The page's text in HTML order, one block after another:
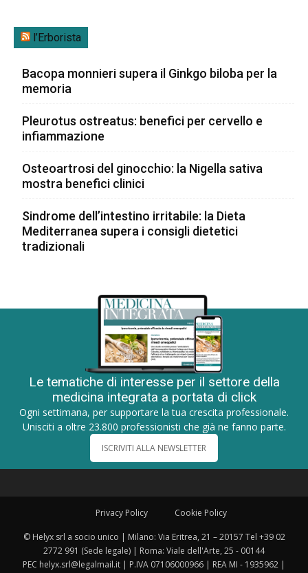
l’Erborista
Bacopa monnieri supera il Ginkgo biloba per la
memoria
Pleurotus ostreatus: benefici per cervello e
infiammazione
Osteoartrosi del ginocchio: la Nigella sativa
mostra benefici clinici
Sindrome dell’intestino irritabile: la Dieta
Mediterranea supera i consigli dietetici
tradizionali
Le tematiche di interesse per il settore della
medicina integrata a portata di click
Ogni settimana, per supportare la tua crescita professionale.
Unisciti a oltre 23.800 professionisti che già ne fanno parte.
ISCRIVITI ALLA NEWSLETTER
Privacy Policy Cookie Policy
© Helyx srl a socio unico | Milano: Via Eritrea, 21 – 20157 Tel +39 02
2772 991 (Sede legale) | Roma: Viale dell'Arte, 25 - 00144
PEC helyx.srl@legalmail.it | P.IVA 07106000966 | REA MI - 1935962 |